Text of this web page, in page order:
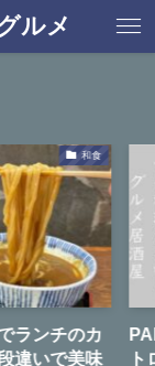
ルメ
のカ
美味
PAPA’S
トロマグ